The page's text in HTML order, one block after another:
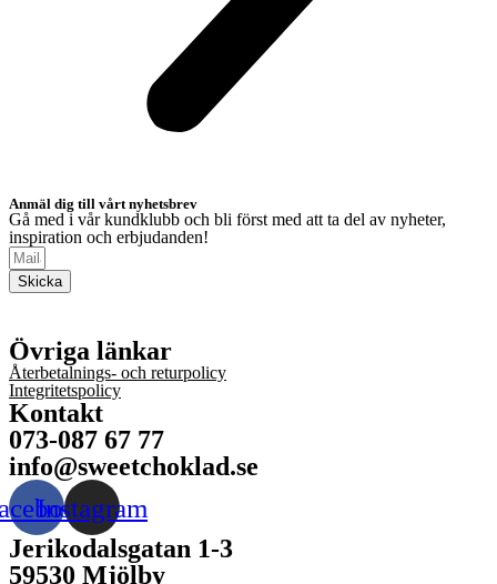
Anmäl dig till vårt nyhetsbrev
Gå med i vår kundklubb och bli först med att ta del av nyheter,
inspiration och erbjudanden!
Skicka
Övriga länkar
Återbetalnings- och returpolicy
Integritetspolicy
Kontakt
073-087 67 77
info@sweetchoklad.se
Instagram
Jerikodalsgatan 1-3
59530 Mjölby